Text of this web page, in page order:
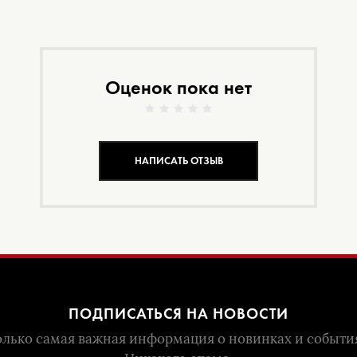
Оценок пока нет
НАПИСАТЬ ОТЗЫВ
ПОДПИСАТЬСЯ НА НОВОСТИ
самая важная информация о новинках и